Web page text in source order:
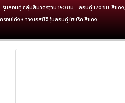
รุ่นลอนคู่ กลุ่มสีมาตรฐาน 150 ซม., ลอนคู่ 120 ซม. สีแดง,
ครอบโค้ง 3 ทาง เอสซีจี รุ่นลอนคู่ ไฮบริด สีแดง